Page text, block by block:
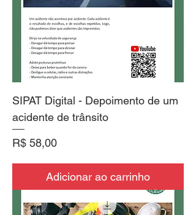
SIPAT Digital - Depoimento de um
acidente de trânsito
Preço
R$ 58,00
Adicionar ao carrinho